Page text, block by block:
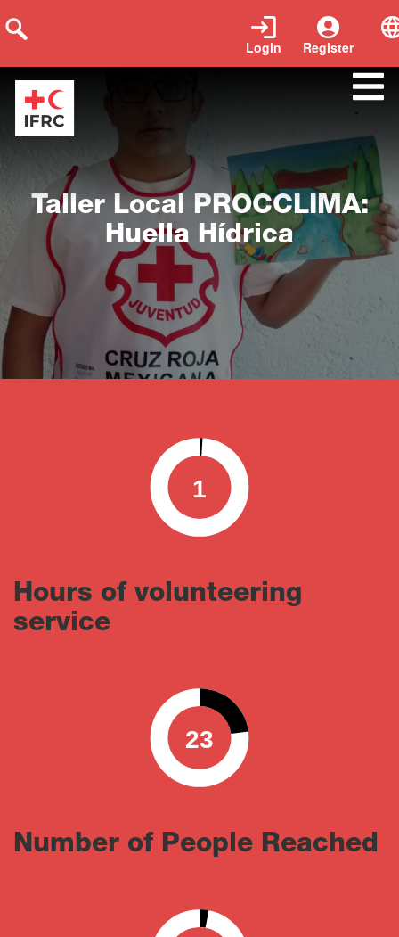
Register
Login
Taller Local PROCCLIMA:
Huella Hídrica
1
0 100
Hours of volunteering
service
23
0 100
Number of People Reached